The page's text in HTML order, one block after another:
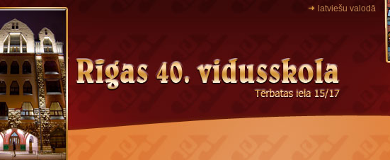
latviešu valodā